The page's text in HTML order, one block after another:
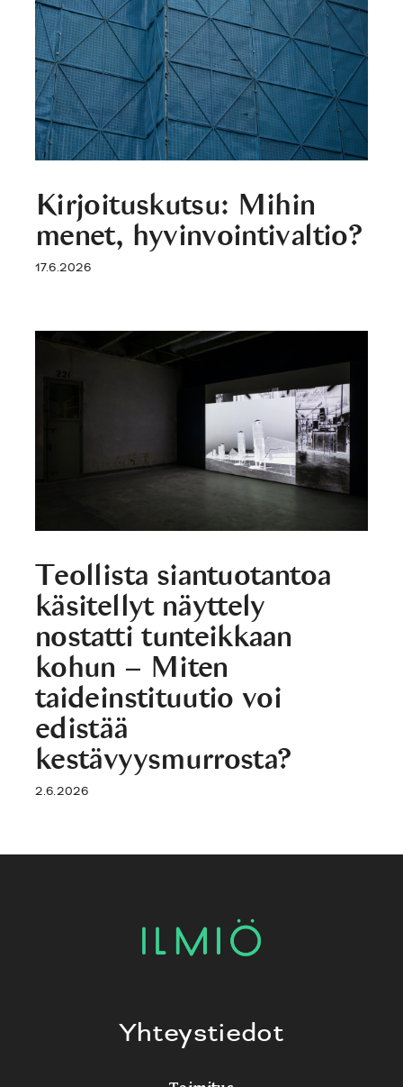
Kirjoituskutsu: Mihin
menet, hyvinvointivaltio?
17.6.2026
Teollista siantuotantoa
käsitellyt näyttely
nostatti tunteikkaan
kohun – Miten
taideinstituutio voi
edistää
kestävyysmurrosta?
2.6.2026
Yhteystiedot